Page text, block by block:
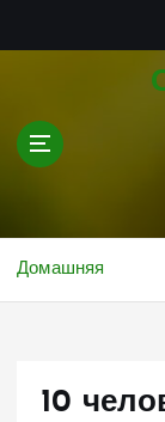
Домашняя
10